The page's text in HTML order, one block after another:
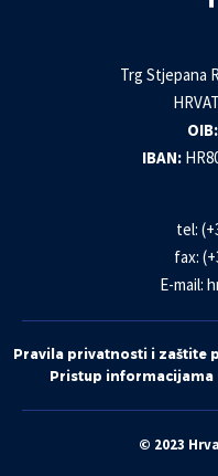
Trg Stjepana
OIB:
IBAN:
tel:
fax:
E-mail:
Pravila privatnosti i zaštite
Pristup informacijama
© 2023